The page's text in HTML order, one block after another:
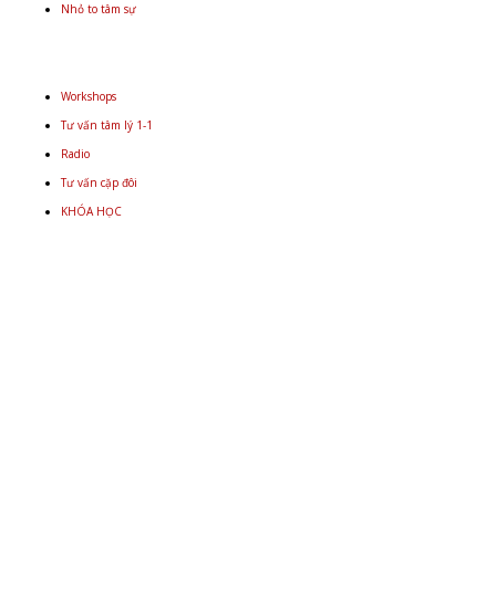
Nhỏ to tâm sự
Workshops
Tư vấn tâm lý 1-1
Radio
Tư vấn cặp đôi
KHÓA HỌC